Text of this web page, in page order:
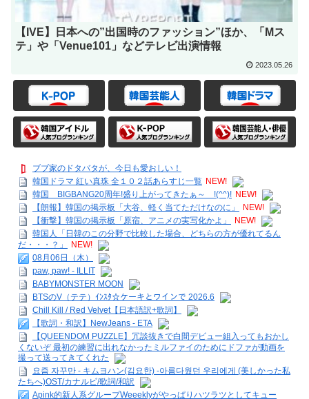
【IVE】日本への”出国時のファッション”ほか、「Mス
テ」や「Venue101」などテレビ出演情報
2023.05.26
ブブ家のドタバタが、今日も愛おしい！
韓国ドラマ 紅い真珠 全１０２話あらすじ一覧 NEW!
韓国 BIGBANG20周年!盛り上がってきたぁ～ !(^^)! NEW!
【朗報】韓国の掲示板「大谷、軽く当てただけなのに」
NEW!
【衝撃】韓国の掲示板「原宿、アニメの実写化かよ」
NEW!
韓国人「日韓のこの分野で比較した場合、どちらの方が優れてるん
だ・・・？」
NEW!
08月06日（木）
paw, paw! - ILLIT
BABYMONSTER MOON
BTSのV（テテ）ｲﾝｽﾀ☆ケーキとワインで 2026.6
Chill Kill / Red Velvet【日本語訳+歌詞】
【歌詞・和訳】NewJeans - ETA
【QUEENDOM PUZZLE】冗談抜きで白間デビュー組入ってもおかし
くないぞ 最初の練習に出れなかったミルファイのためにドファが動画を
撮って送ってきてくれた
요즘 자꾸만 - キムヨハン(김요한) -아름다웠던 우리에게 (美しかった私
たちへ)OST/カナルビ/歌詞/和訳
Apink的新人系グループWeeeklyがやっぱりハツラツとしてキュー